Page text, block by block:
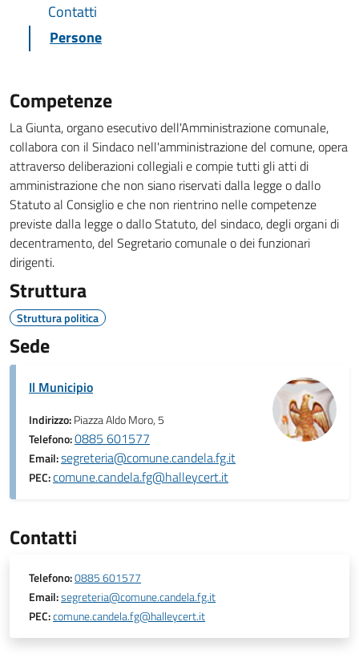
Contatti
Persone
Competenze
La Giunta, organo esecutivo dell'Amministrazione comunale,
collabora con il Sindaco nell'amministrazione del comune, opera
attraverso deliberazioni collegiali e compie tutti gli atti di
amministrazione che non siano riservati dalla legge o dallo
Statuto al Consiglio e che non rientrino nelle competenze
previste dalla legge o dallo Statuto, del sindaco, degli organi di
decentramento, del Segretario comunale o dei funzionari
dirigenti.
Struttura
Struttura politica
Sede
Il Municipio
Indirizzo:Piazza Aldo Moro, 5
Telefono:0885 601577
Email:segreteria@comune.candela.fg.it
PEC:comune.candela.fg@halleycert.it
Contatti
Telefono:0885 601577
Email:segreteria@comune.candela.fg.it
PEC:comune.candela.fg@halleycert.it